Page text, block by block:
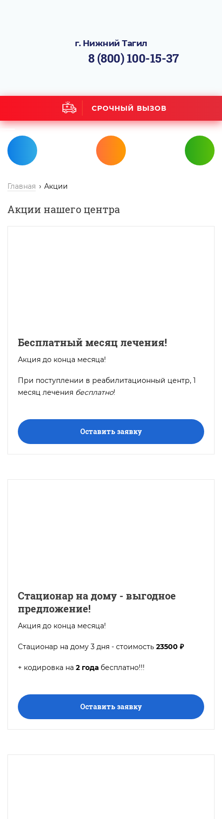
г. Нижний Тагил
8 (800) 100-15-37
СРОЧНЫЙ ВЫЗОВ
Главная Акции
Акции нашего центра
Бесплатный месяц лечения!
Акция до конца месяца!
При поступлении в реабилитационный центр, 1
месяц лечения бесплатно!
Оставить заявку
Стационар на дому - выгодное
предложение!
Акция до конца месяца!
Стационар на дому 3 дня - стоимость 23500 ₽
+ кодировка на 2 года бесплатно!!!
Оставить заявку